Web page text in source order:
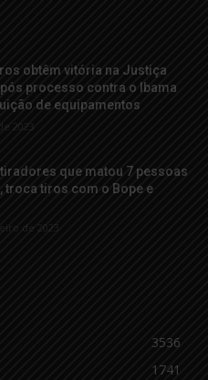
obtêm vitória na Justiça
processo contra o Ibama
de equipamentos
2023
que matou 7 pessoas
troca tiros com o Bope e
de 2023
3536
1741